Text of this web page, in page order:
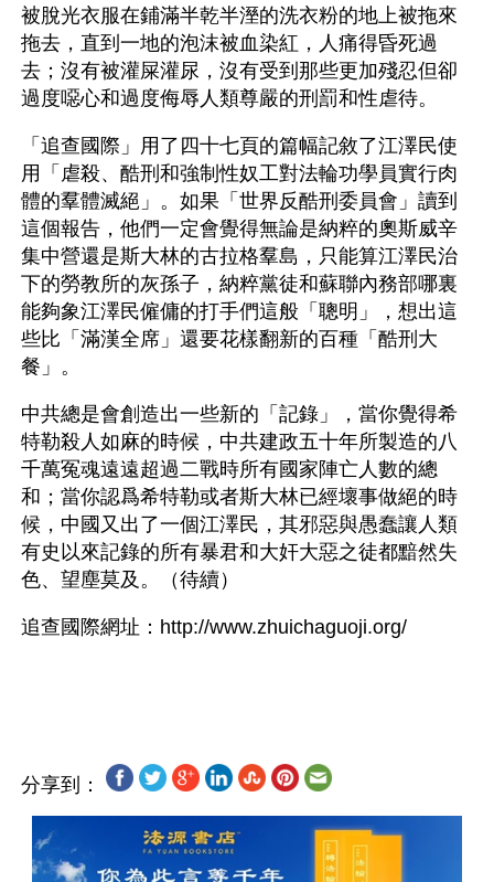
被脫光衣服在鋪滿半乾半溼的洗衣粉的地上被拖來
拖去，直到一地的泡沫被血染紅，人痛得昏死過
去；沒有被灌屎灌尿，沒有受到那些更加殘忍但卻
過度噁心和過度侮辱人類尊嚴的刑罰和性虐待。
「追查國際」用了四十七頁的篇幅記敘了江澤民使
用「虐殺、酷刑和強制性奴工對法輪功學員實行肉
體的羣體滅絕」。如果「世界反酷刑委員會」讀到
這個報告，他們一定會覺得無論是納粹的奧斯威辛
集中營還是斯大林的古拉格羣島，只能算江澤民治
下的勞教所的灰孫子，納粹黨徒和蘇聯內務部哪裏
能夠象江澤民僱傭的打手們這般「聰明」，想出這
些比「滿漢全席」還要花樣翻新的百種「酷刑大
餐」。
中共總是會創造出一些新的「記錄」，當你覺得希
特勒殺人如麻的時候，中共建政五十年所製造的八
千萬冤魂遠遠超過二戰時所有國家陣亡人數的總
和；當你認爲希特勒或者斯大林已經壞事做絕的時
候，中國又出了一個江澤民，其邪惡與愚蠢讓人類
有史以來記錄的所有暴君和大奸大惡之徒都黯然失
色、望塵莫及。（待續）
追查國際網址：http://www.zhuichaguoji.org/
分享到：